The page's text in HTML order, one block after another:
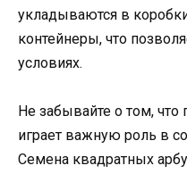
укладываются в
контейнеры, что
условиях.
Не забывайте о том,
играет важную роль в
Семена квадратных